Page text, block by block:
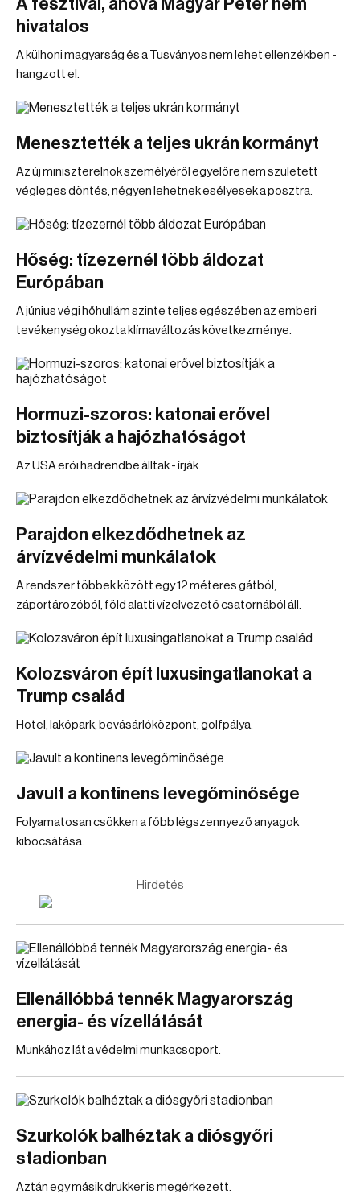
A fesztivál, ahová Magyar Péter nem
hivatalos
A külhoni magyarság és a Tusványos nem lehet ellenzékben -
hangzott el.
Menesztették a teljes ukrán kormányt
Az új miniszterelnök személyéről egyelőre nem született
végleges döntés, négyen lehetnek esélyesek a posztra.
Hőség: tízezernél több áldozat
Európában
A június végi hőhullám szinte teljes egészében az emberi
tevékenység okozta klímaváltozás következménye.
Hormuzi-szoros: katonai erővel
biztosítják a hajózhatóságot
Az USA erői hadrendbe álltak - írják.
Parajdon elkezdődhetnek az
árvízvédelmi munkálatok
A rendszer többek között egy 12 méteres gátból,
záportározóból, föld alatti vízelvezető csatornából áll.
Kolozsváron épít luxusingatlanokat a
Trump család
Hotel, lakópark, bevásárlóközpont, golfpálya.
Javult a kontinens levegőminősége
Folyamatosan csökken a főbb légszennyező anyagok
kibocsátása.
Hirdetés
Ellenállóbbá tennék Magyarország
energia- és vízellátását
Munkához lát a védelmi munkacsoport.
Szurkolók balhéztak a diósgyőri
stadionban
Aztán egy másik drukker is megérkezett.